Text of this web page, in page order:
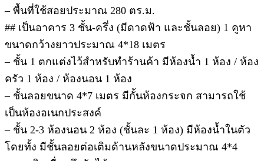
– พื้นที่ใช้สอยประมาณ 280 ตร.ม.
## เป็นอาคาร 3 ชั้น-ครึ่ง (มีดาดฟ้า และชั้นลอย) 1 คูหา
ขนาดกว้างยาวประมาณ 4*18 เมตร
– ชั้น 1 ตกแต่งไว้สำหรับทำร้านค้า มีห้องน้ำ 1 ห้อง / ห้อง
ครัว 1 ห้อง / ห้องนอน 1 ห้อง
– ชั้นลอยขนาด 4*7 เมตร มีกั้นห้องกระจก สามารถใช้
เป็นห้องอเนกประสงค์
– ชั้น 2-3 ห้องนอน 2 ห้อง (ชั้นละ 1 ห้อง) มีห้องน้ำในตัว
โดยทั้ง มีชั้นลอยต่อเติมด้านหลังขนาดประมาณ 4*4